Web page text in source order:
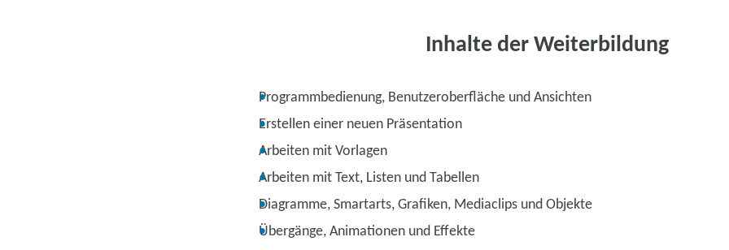
Inhalte der Weiterbildung
Programmbedienung, Benutzeroberfläche und Ansichten
Erstellen einer neuen Präsentation
Arbeiten mit Vorlagen
Arbeiten mit Text, Listen und Tabellen
Diagramme, Smartarts, Grafiken, Mediaclips und Objekte
Übergänge, Animationen und Effekte